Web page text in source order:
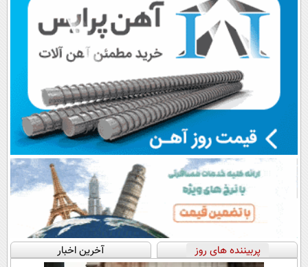
پربیننده های روز آخرین اخبار